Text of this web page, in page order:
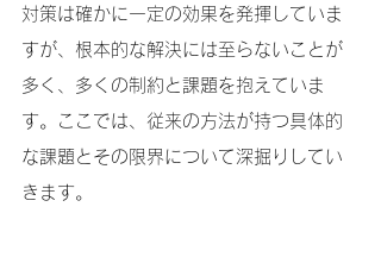
対策は確かに一定の効果を発揮していま
すが、根本的な解決には至らないことが
多く、多くの制約と課題を抱えていま
す。ここでは、従来の方法が持つ具体的
な課題とその限界について深掘りしてい
きます。